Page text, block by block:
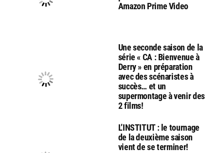
Amazon Prime Video
Une seconde saison de la
série « CA : Bienvenue à
Derry » en préparation
avec des scénaristes à
succès… et un
supermontage à venir des
2 films!
L’INSTITUT : le tournage
de la deuxième saison
vient de se terminer!